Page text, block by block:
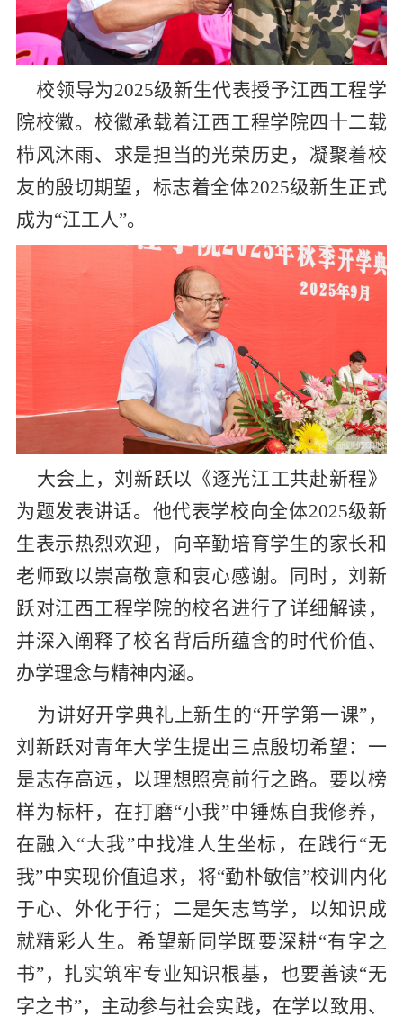
校领导为2025级新生代表授予江西工程学
院校徽。校徽承载着江西工程学院四十二载
栉风沐雨、求是担当的光荣历史，凝聚着校
友的殷切期望，标志着全体2025级新生正式
成为“江工人”。
大会上，刘新跃以《逐光江工共赴新程》
为题发表讲话。他代表学校向全体2025级新
生表示热烈欢迎，向辛勤培育学生的家长和
老师致以崇高敬意和衷心感谢。同时，刘新
跃对江西工程学院的校名进行了详细解读，
并深入阐释了校名背后所蕴含的时代价值、
办学理念与精神内涵。
为讲好开学典礼上新生的“开学第一课”，
刘新跃对青年大学生提出三点殷切希望：一
是志存高远，以理想照亮前行之路。要以榜
样为标杆，在打磨“小我”中锤炼自我修养，
在融入“大我”中找准人生坐标，在践行“无
我”中实现价值追求，将“勤朴敏信”校训内化
于心、外化于行；二是矢志笃学，以知识成
就精彩人生。希望新同学既要深耕“有字之
书”，扎实筑牢专业知识根基，也要善读“无
字之书”，主动参与社会实践，在学以致用、